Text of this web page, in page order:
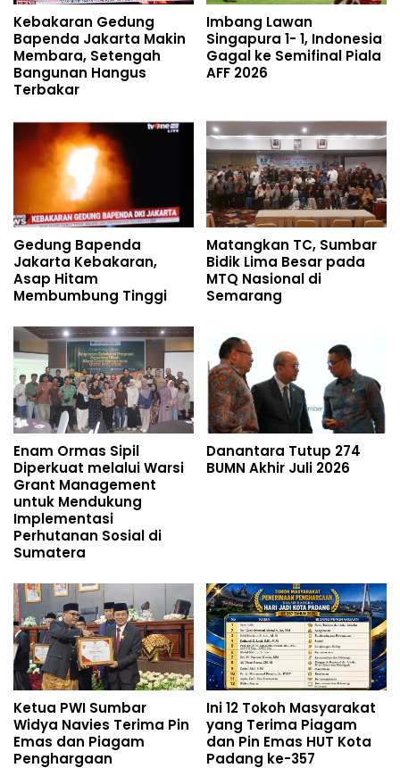
Kebakaran Gedung
Bapenda Jakarta Makin
Membara, Setengah
Bangunan Hangus
Terbakar
Imbang Lawan
Singapura 1- 1, Indonesia
Gagal ke Semifinal Piala
AFF 2026
Gedung Bapenda
Jakarta Kebakaran,
Asap Hitam
Membumbung Tinggi
Matangkan TC, Sumbar
Bidik Lima Besar pada
MTQ Nasional di
Semarang
Enam Ormas Sipil
Diperkuat melalui Warsi
Grant Management
untuk Mendukung
Implementasi
Perhutanan Sosial di
Sumatera
Danantara Tutup 274
BUMN Akhir Juli 2026
Ketua PWI Sumbar
Widya Navies Terima Pin
Emas dan Piagam
Penghargaan
Ini 12 Tokoh Masyarakat
yang Terima Piagam
dan Pin Emas HUT Kota
Padang ke-357